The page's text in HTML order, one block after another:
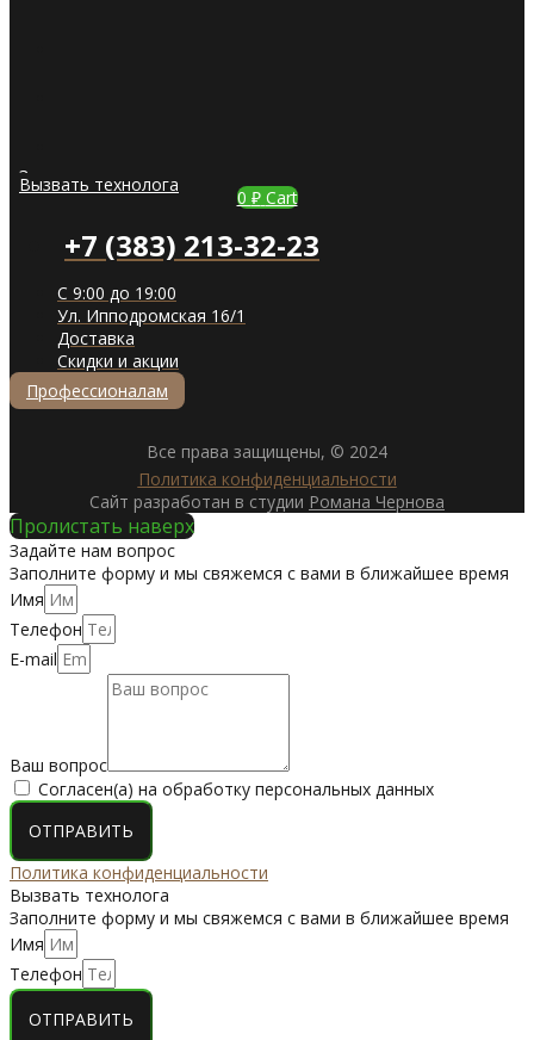
Задать вопрос
Вызвать технолога
0 ₽ Cart
+7 (383) 213-32-23
С 9:00 до 19:00
Ул. Ипподромская 16/1
Доставка
Скидки и акции
Профессионалам
Все права защищены, © 2024
Политика конфиденциальности
Сайт разработан в студии Романа Чернова
Пролистать наверх
Задайте нам вопрос
Заполните форму и мы свяжемся с вами в ближайшее время
Имя
Телефон
E-mail
Ваш вопрос
Согласен(а) на обработку персональных данных
ОТПРАВИТЬ
Политика конфиденциальности
Вызвать технолога
Заполните форму и мы свяжемся с вами в ближайшее время
Имя
Телефон
ОТПРАВИТЬ